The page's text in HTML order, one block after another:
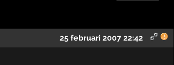
25 februari 2007 22:42